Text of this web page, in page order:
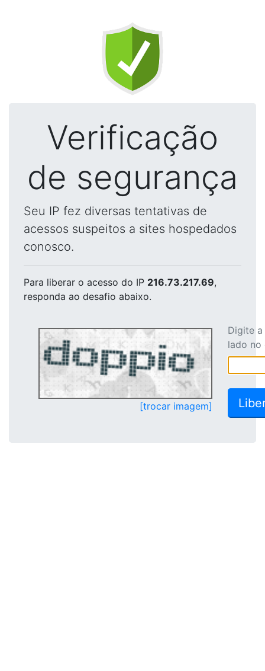
Verificação
de segurança
Seu IP fez diversas tentativas de
acessos suspeitos a sites hospedados
conosco.
Para liberar o acesso do IP 216.73.217.69,
responda ao desafio abaixo.
[trocar imagem]
Digite
lado no